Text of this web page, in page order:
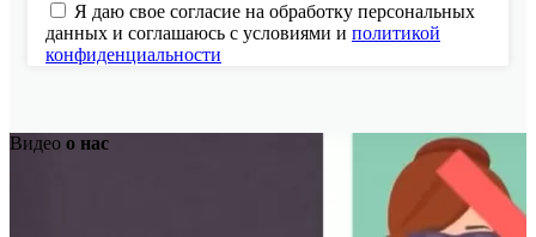
Я даю свое согласие на обработку персональных
данных и соглашаюсь с условиями и политикой
конфиденциальности
Видео о нас